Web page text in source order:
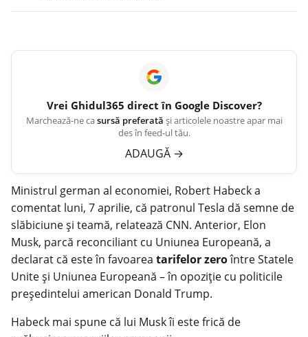
Vrei Ghidul365 direct în Google Discover?
Marchează-ne casursă preferată și articolele noastre apar mai
des în feed-ul tău.
ADAUGĂ →
Ministrul german al economiei, Robert Habeck a
comentat luni, 7 aprilie, că patronul Tesla dă semne de
slăbiciune şi teamă, relatează CNN. Anterior, Elon
Musk, parcă reconciliant cu Uniunea Europeană, a
declarat că este în favoarea tarifelor zeroîntre Statele
Unite şi Uniunea Europeană – în opoziţie cu politicile
preşedintelui american Donald Trump.
Habeck mai spune că lui Musk îi este frică de